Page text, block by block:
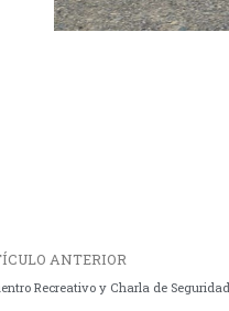
ANTERIOR
Recreativo y Charla de